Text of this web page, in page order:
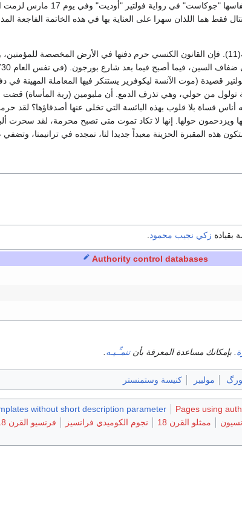
مغمى عليها. وفي 15 مارس مثلت، وهي
وحيث كانت آدريان قد رفضت الشعائر الأخيرة للكنيسة(11). فإن القانون الكنسي حرم دفنها في الأرض
أصبح فيما بعد شارع بورجون. (في نفس العام 1730 دفنت الممثلة الإنجليزية
في كنيسة وستمنستر.) وفي 1730 نظم فولتير قصيدة (موت الآنسة ليكوفرير يستنكر فيها
تولول من حولي، وهي تذرف الدمع. أن ملبومين (ربة المأساة) قضت
أناس قساة بلا قلوب بهذه البائسة التي تخلى عنها أصدقاؤها؟ لقد
ويزدحمون حولها. إنها لا تكاد تموت متى تصبح محرمة، لقد سحرت
هذه المقبرة الحزينة معبداً جديدا لنا، نمجده في ترانيمنا،
بقيادة زكي نجيب محمود
Authority control databases
. بإمكانك مساعدة المعرفة بأنتنمـِّـيـه.
موليير كنيسة وستمنستر
Pages using
without short description parameter
ممثلو القرن 18 نجوم الكوميدي فرانسيز فرنسيو القرن 18